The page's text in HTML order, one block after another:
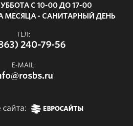
С 10-00 ДО 17-00
МЕСЯЦА - САНИТАРНЫЙ ДЕНЬ
ТЕЛ:
240-79-56
E-MAIL:
ЕВРОСАЙТЫ